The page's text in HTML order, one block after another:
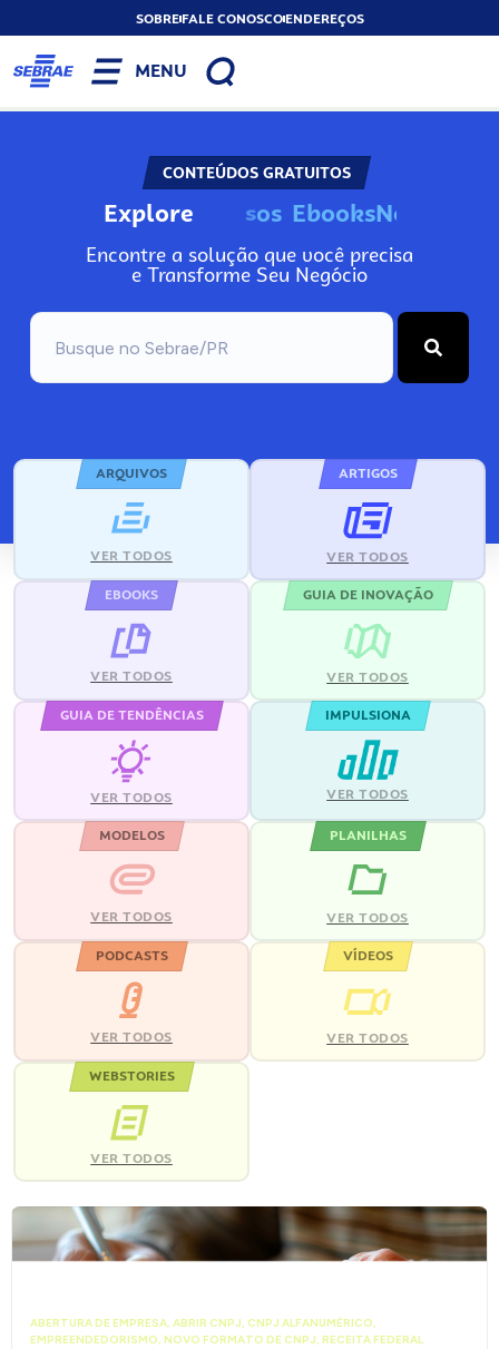
SOBREFALE CONOSCOENDEREÇOS
MENU
CONTEÚDOS GRATUITOS
Explore No
Encontre a solução que você precisa
e Transforme Seu Negócio
ARQUIVOS
VER TODOS
ARTIGOS
VER TODOS
EBOOKS
VER TODOS
GUIA DE INOVAÇÃO
VER TODOS
GUIA DE TENDÊNCIAS
VER TODOS
IMPULSIONA
VER TODOS
MODELOS
VER TODOS
PLANILHAS
VER TODOS
PODCASTS
VER TODOS
VÍDEOS
VER TODOS
WEBSTORIES
VER TODOS
ABERTURA DE EMPRESA, ABRIR CNPJ, CNPJ ALFANUMÉRICO,
EMPREENDEDORISMO, NOVO FORMATO DE CNPJ, RECEITA FEDERAL